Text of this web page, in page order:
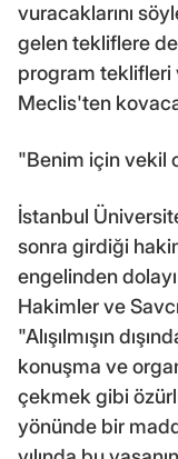
vuracaklarını
gelen tekliflere
program teklifleri
Meclis'ten
"Benim için vekil
İstanbul
sonra girdiği
engelinden
Hakimler ve
"Alışılmışın
konuşma ve
çekmek gibi
yönünde bir